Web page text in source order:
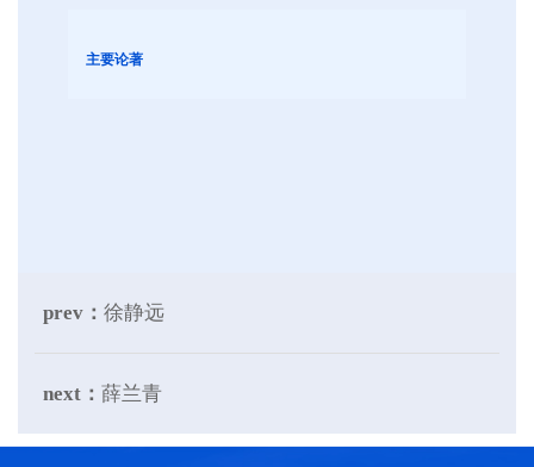
主要论著
prev： 徐静远
next： 薛兰青